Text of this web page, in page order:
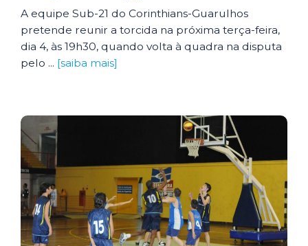
A equipe Sub-21 do Corinthians-Guarulhos
pretende reunir a torcida na próxima terça-feira,
dia 4, às 19h30, quando volta à quadra na disputa
pelo ... [saiba mais]